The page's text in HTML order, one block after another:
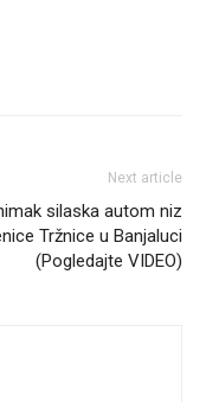
Next article
silaska autom niz
Tržnice u Banjaluci
(Pogledajte VIDEO)